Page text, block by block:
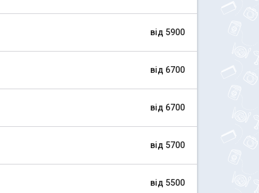
від 5900
від 6700
від 6700
від 5700
від 5500